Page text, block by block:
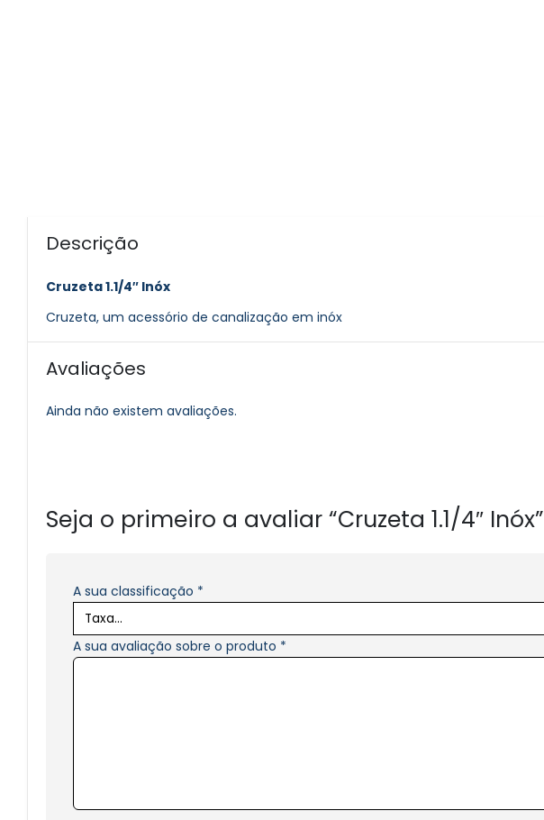
Descrição
Cruzeta 1.1/4″ Inóx
Cruzeta, um acessório de canalização em inóx
Avaliações
Ainda não existem avaliações.
Seja o primeiro a avaliar “Cruzeta 1.1/4″ Inóx”
A sua classificação *
A sua avaliação sobre o produto *